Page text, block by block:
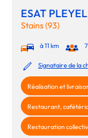
ESAT PLEYEL
Stains (93)
à 11 km
Signataire de la
Réalisation et
Restaurant,
Restauration